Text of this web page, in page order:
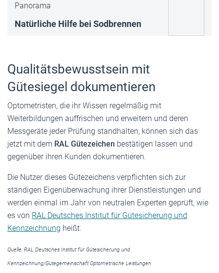
Panorama
Natürliche Hilfe bei Sodbrennen
Qualitätsbewusstsein mit
Gütesiegel dokumentieren
Optometristen, die ihr Wissen regelmäßig mit
Weiterbildungen auffrischen und erweitern und deren
Messgeräte jeder Prüfung standhalten, können sich das
jetzt mit dem RAL Gütezeichen bestätigen lassen und
gegenüber ihren Kunden dokumentieren.
Die Nutzer dieses Gütezeichens verpflichten sich zur
ständigen Eigenüberwachung ihrer Dienstleistungen und
werden einmal im Jahr von neutralen Experten geprüft, wie
es von RAL Deutsches Institut für Gütesicherung und
Kennzeichnung heißt.
Quelle: RAL Deutsches Institut für Gütesicherung und
Kennzeichnung/Gütegemeinschaft Optometrische Leistungen